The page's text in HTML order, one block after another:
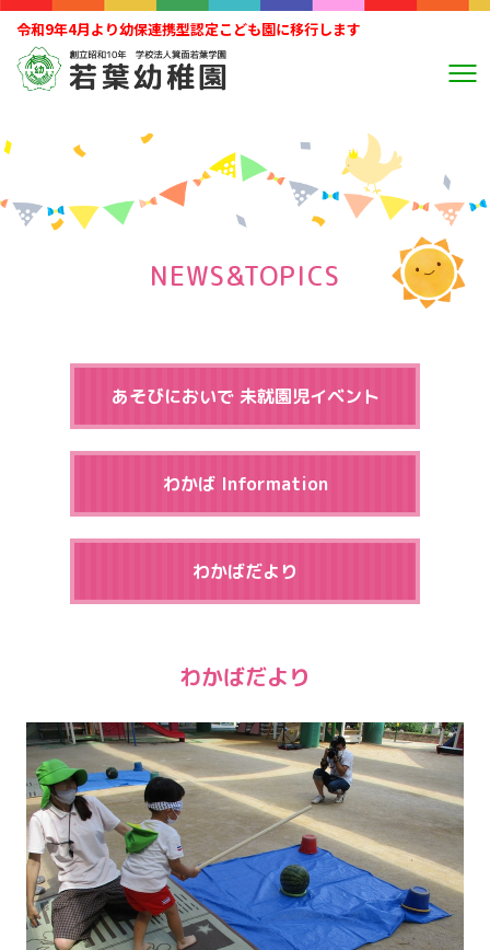
令和9年4月より幼保連携型認定こども園に移行します
NEWS&TOPICS
あそびにおいで 未就園児イベント
わかば Information
わかばだより
わかばだより